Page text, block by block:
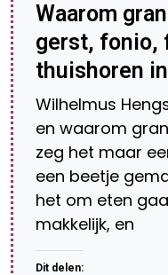
Waarom
gerst, fonio,
thuishoren
Wilhelmus
en waarom
zeg het maar
een beetje
het om eten
makkelijk, en
Dit delen: